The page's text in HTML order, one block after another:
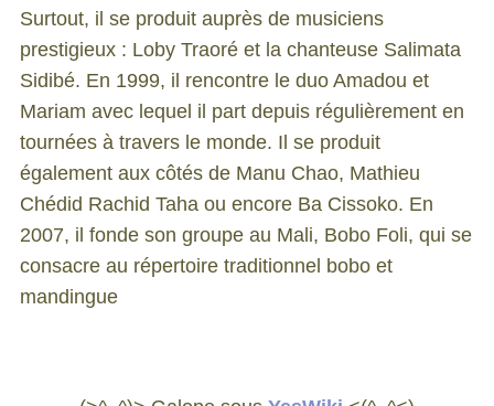
Surtout, il se produit auprès de musiciens
prestigieux : Loby Traoré et la chanteuse Salimata
Sidibé. En 1999, il rencontre le duo Amadou et
Mariam avec lequel il part depuis régulièrement en
tournées à travers le monde. Il se produit
également aux côtés de Manu Chao, Mathieu
Chédid Rachid Taha ou encore Ba Cissoko. En
2007, il fonde son groupe au Mali, Bobo Foli, qui se
consacre au répertoire traditionnel bobo et
mandingue